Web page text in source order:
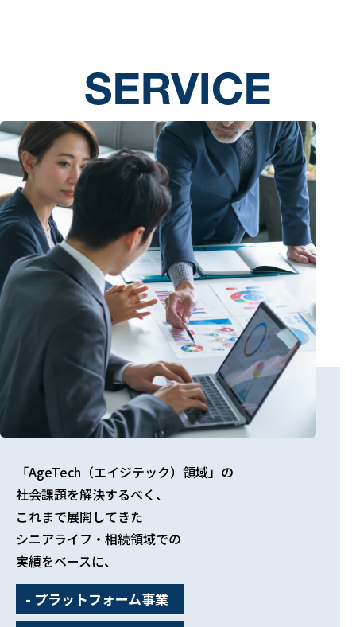
「AgeTech（エイジテック）領域」の
社会課題を解決するべく、
これまで展開してきた
シニアライフ・相続領域での
実績をベースに、
- プラットフォーム事業